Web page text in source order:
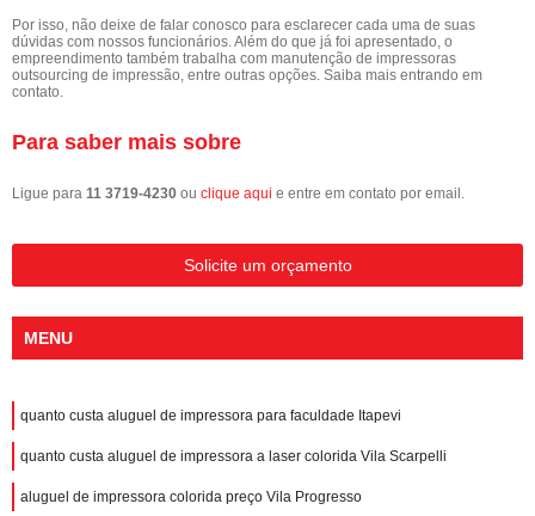
Por isso, não deixe de falar conosco para esclarecer cada uma de suas
dúvidas com nossos funcionários. Além do que já foi apresentado, o
empreendimento também trabalha com manutenção de impressoras
outsourcing de impressão, entre outras opções. Saiba mais entrando em
contato.
Para saber mais sobre
Ligue para 11 3719-4230 ou clique aqui e entre em contato por email.
Solicite um orçamento
MENU
quanto custa aluguel de impressora para faculdade Itapevi
quanto custa aluguel de impressora a laser colorida Vila Scarpelli
aluguel de impressora colorida preço Vila Progresso